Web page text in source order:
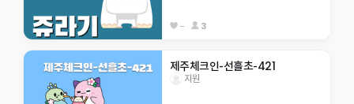
-- 3
제주체크인-선흘초-421
지원